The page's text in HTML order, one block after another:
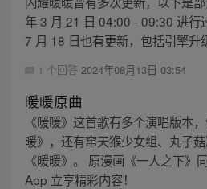
年 3 月 21 日 04:00 - 09:30 进行
7 月 18 日也有更新，包括引擎升
1 个回答 2024年08月13日 03:54
暖暖原曲
《暖暖》这首歌有多个演唱版本
暖》，还有窜天猴少女组、丸子
《暖暖》。 原漫画《一人之下》
App 立享精彩内容！